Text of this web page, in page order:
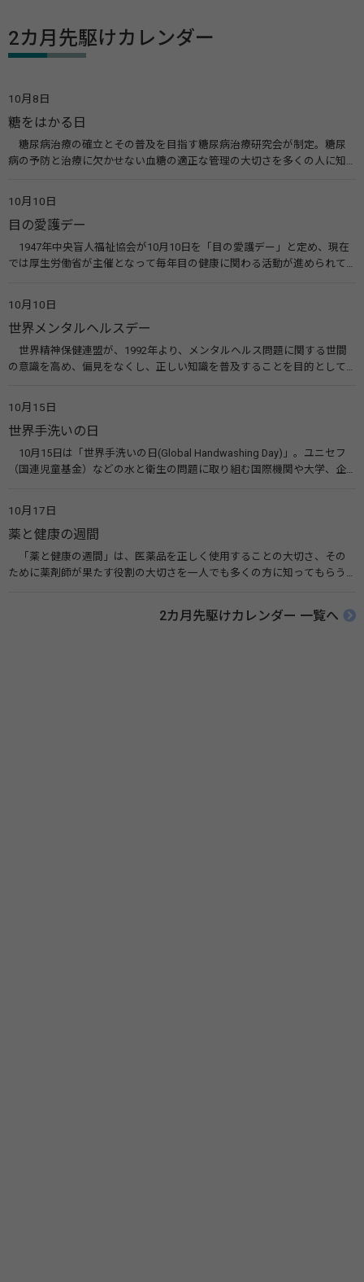
2カ月先駆けカレンダー
10月8日
糖をはかる日
糖尿病治療の確立とその普及を目指す糖尿病治療研究会が制定。糖尿
病の予防と治療に欠かせない血糖の適正な管理の大切さを多くの人に知
療研究会） 糖尿病ネットワーク
10月10日
目の愛護デー
1947年中央盲人福祉協会が10月10日を「目の愛護デー」と定め、現在
では厚生労働省が主催となって毎年目の健康に関わる活動が進められて
会）
10月10日
世界メンタルヘルスデー
世界精神保健連盟が、1992年より、メンタルヘルス問題に関する世間
の意識を高め、偏見をなくし、正しい知識を普及することを目的として、
す。 関連リンク 世界メンタルヘルスデー（厚生労働省） 働く人のメンタ
ルヘルス・ポータルサイト「こころの耳」（厚生労働省）
10月15日
世界手洗いの日
10月15日は「世界手洗いの日(Global Handwashing Day)」。ユニセフ
（国連児童基金）などの水と衛生の問題に取り組む国際機関や大学、企
10月17日
薬と健康の週間
「薬と健康の週間」は、医薬品を正しく使用することの大切さ、その
ために薬剤師が果たす役割の大切さを一人でも多くの方に知ってもらう
伝えたい！薬との付き合い方」（保健指導リソースガイド）
2カ月先駆けカレンダー 一覧へ